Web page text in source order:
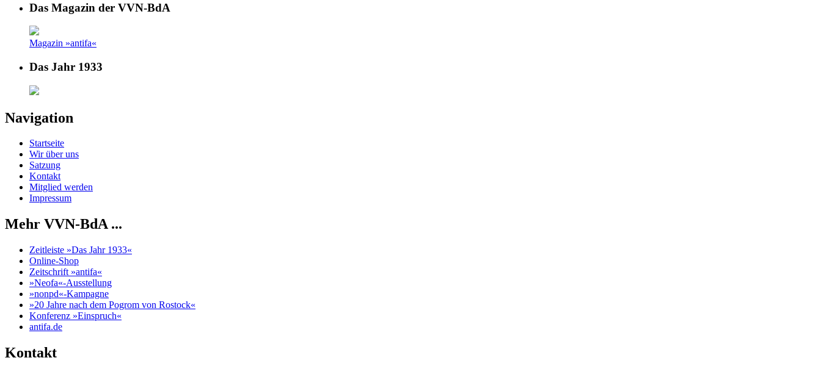
Das Magazin der VVN-BdA
Magazin »antifa«
Das Jahr 1933
Navigation
Startseite
Wir über uns
Satzung
Kontakt
Mitglied werden
Impressum
Mehr VVN-BdA ...
Zeitleiste »Das Jahr 1933«
Online-Shop
Zeitschrift »antifa«
»Neofa«-Ausstellung
»nonpd«-Kampagne
»20 Jahre nach dem Pogrom von Rostock«
Konferenz »Einspruch«
antifa.de
Kontakt